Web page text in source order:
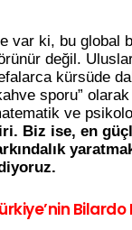
var ki, bu global
değil.
kürsüde
sporu”
ve
Biz ise, en
Bilardo